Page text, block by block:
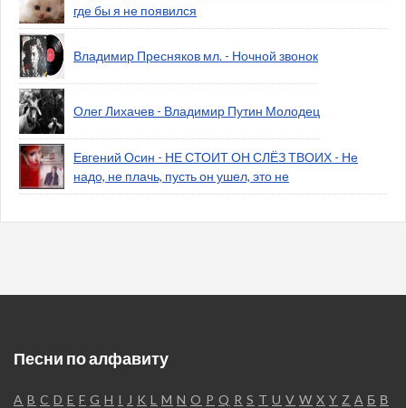
где бы я не появился
Владимир Пресняков мл. - Ночной звонок
Олег Лихачев - Владимир Путин Молодец
Евгений Осин - НЕ СТОИТ ОН СЛЁЗ ТВОИХ - Не
надо, не плачь, пусть он ушел, это не
Песни по алфавиту
A B C D E F G H I J K L M N O P Q R S T U V W X Y Z А Б В